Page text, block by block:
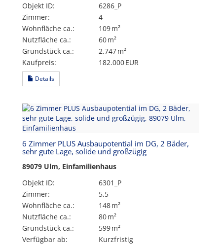
Objekt ID:
6286_P
Zimmer:
4
Wohnfläche ca.:
109 m²
Nutzfläche ca.:
60 m²
Grund­stück ca.:
2.747 m²
Kaufpreis:
182.000 EUR
Details
6 Zimmer PLUS Ausbaupotential im DG, 2 Bäder,
sehr gute Lage, solide und großzügig
89079 Ulm, Einfamilienhaus
Objekt ID:
6301_P
Zimmer:
5,5
Wohnfläche ca.:
148 m²
Nutzfläche ca.:
80 m²
Grund­stück ca.:
599 m²
Verfügbar ab:
Kurzfristig